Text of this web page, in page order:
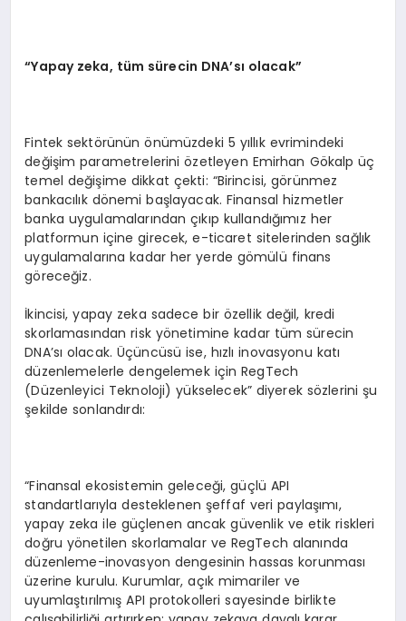
“Yapay zeka, tüm sürecin DNA’sı olacak”
Fintek sektörünün önümüzdeki 5 yıllık evrimindeki
değişim parametrelerini özetleyen Emirhan Gökalp üç
temel değişime dikkat çekti: “Birincisi, görünmez
bankacılık dönemi başlayacak. Finansal hizmetler
banka uygulamalarından çıkıp kullandığımız her
platformun içine girecek, e-ticaret sitelerinden sağlık
uygulamalarına kadar her yerde gömülü finans
göreceğiz.
İkincisi, yapay zeka sadece bir özellik değil, kredi
skorlamasından risk yönetimine kadar tüm sürecin
DNA’sı olacak. Üçüncüsü ise, hızlı inovasyonu katı
düzenlemelerle dengelemek için RegTech
(Düzenleyici Teknoloji) yükselecek” diyerek sözlerini şu
şekilde sonlandırdı:
“Finansal ekosistemin geleceği, güçlü API
standartlarıyla desteklenen şeffaf veri paylaşımı,
yapay zeka ile güçlenen ancak güvenlik ve etik riskleri
doğru yönetilen skorlamalar ve RegTech alanında
düzenleme-inovasyon dengesinin hassas korunması
üzerine kurulu. Kurumlar, açık mimariler ve
uyumlaştırılmış API protokolleri sayesinde birlikte